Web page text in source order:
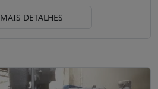
MAIS DETALHES